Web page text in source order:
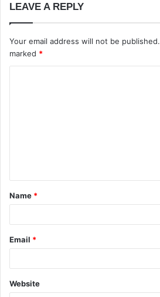
LEAVE A REPLY
Your email address will not be published.
marked *
Name *
Email *
Website